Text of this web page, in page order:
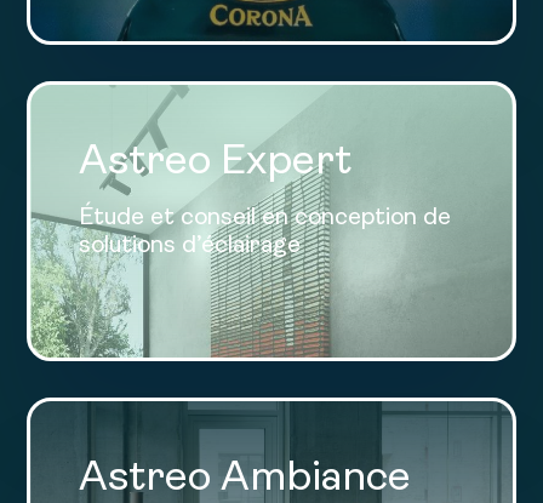
Astreo Expert
Étude et conseil en conception de
solutions d’éclairage
Astreo Ambiance